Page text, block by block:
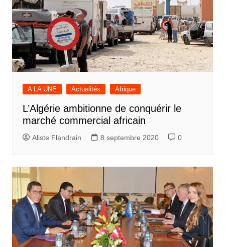
A LA UNE Actualités Afrique
L’Algérie ambitionne de conquérir le
marché commercial africain
Aliste Flandrain 8 septembre 2020 0